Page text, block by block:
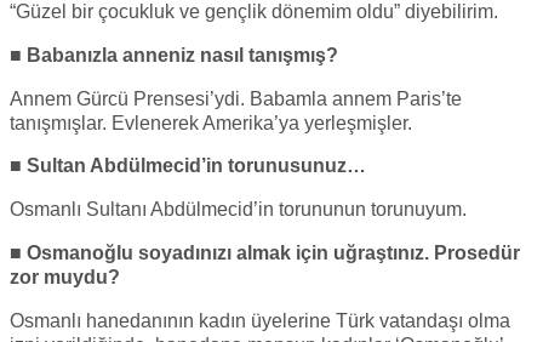
“Güzel bir çocukluk ve gençlik dönemim oldu” diyebilirim.
■ Babanızla anneniz nasıl tanışmış?
Annem Gürcü Prensesi’ydi. Babamla annem Paris’te
tanışmışlar. Evlenerek Amerika’ya yerleşmişler.
■ Sultan Abdülmecid’in torunusunuz…
Osmanlı Sultanı Abdülmecid’in torununun torunuyum.
■ Osmanoğlu soyadınızı almak için uğraştınız. Prosedür
zor muydu?
Osmanlı hanedanının kadın üyelerine Türk vatandaşı olma